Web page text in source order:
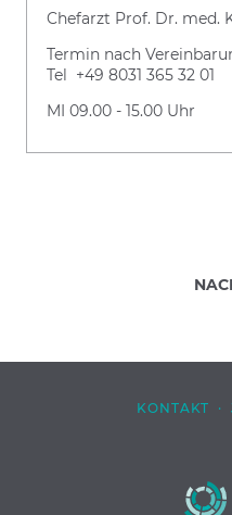
Chefarzt Prof. Dr. med.
Termin nach
Tel +49 8031 365 32 01
MI 09.00 - 15.00 Uhr
KONTAKT ·